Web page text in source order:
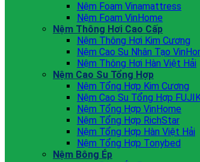
Nệm Foam Vinamattress
Nệm Foam VinHome
Nệm Thông Hơi Cao Cấp
Nệm Thông Hơi Kim Cương
Nệm Cao Su Nhân Tạo
Nệm Thông Hơi Hàn Việt Hải
Nệm Cao Su Tổng Hợp
Nệm Tổng Hợp Kim Cương
Nệm Cao Su Tổng Hợp
Nệm Tổng Hợp VinHome
Nệm Tổng Hợp RichStar
Nệm Tổng Hợp Hàn Việt Hải
Nệm Tổng Hợp Tonybed
Nệm Bông Ép